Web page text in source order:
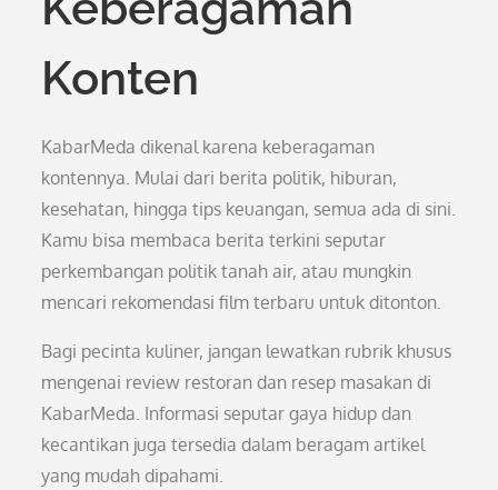
Konten
KabarMeda dikenal karena keberagaman
kontennya. Mulai dari berita politik, hiburan,
kesehatan, hingga tips keuangan, semua ada di sini.
Kamu bisa membaca berita terkini seputar
perkembangan politik tanah air, atau mungkin
mencari rekomendasi film terbaru untuk ditonton.
Bagi pecinta kuliner, jangan lewatkan rubrik khusus
mengenai review restoran dan resep masakan di
KabarMeda. Informasi seputar gaya hidup dan
kecantikan juga tersedia dalam beragam artikel
yang mudah dipahami.